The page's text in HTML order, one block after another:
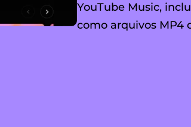
YouTube Music,
como arquivos MP4